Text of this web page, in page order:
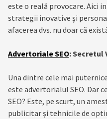
este o reală provocare. Aici
strategii inovative și
afacerea dvs. nu doar că
Advertoriale SEO: Secretul
Una dintre cele mai
este advertorialul SEO. Dar
SEO? Este, pe scurt, un
publicitar și tehnicile de